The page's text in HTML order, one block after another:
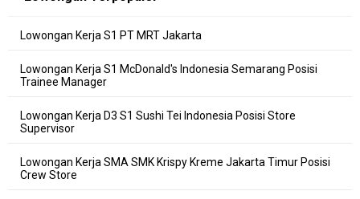
Lowongan Kerja S1 PT MRT Jakarta
Lowongan Kerja S1 McDonald's Indonesia Semarang Posisi
Trainee Manager
Lowongan Kerja D3 S1 Sushi Tei Indonesia Posisi Store
Supervisor
Lowongan Kerja SMA SMK Krispy Kreme Jakarta Timur Posisi
Crew Store